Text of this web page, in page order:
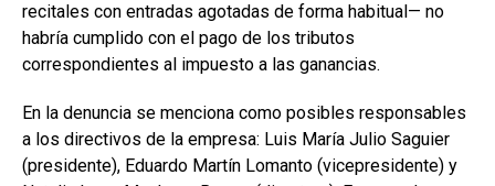
recitales con entradas agotadas de forma habitual— no
habría cumplido con el pago de los tributos
correspondientes al impuesto a las ganancias.
En la denuncia se menciona como posibles responsables
a los directivos de la empresa: Luis María Julio Saguier
(presidente), Eduardo Martín Lomanto (vicepresidente) y